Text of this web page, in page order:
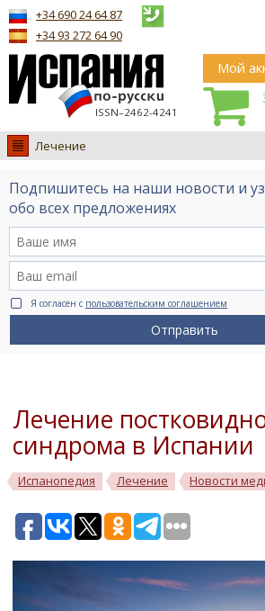
ISSN–2462-4241
+34 690 24 64 87
+34 93 272 64 90
Мой
Испания
Иммиграция
Лечение
Лечение
Недвижимость
Бизнес
Документы
Подпишитесь на наши новости и
обо всех предложениях
Я согласен с пользовательским соглашением
Отправить
Лечение
синдрома в Испании
Испанопедия Лечение Новости